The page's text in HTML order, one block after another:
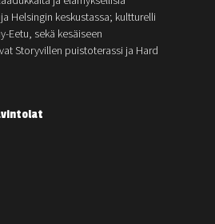
Helsingin keskustassa; kultturelli
Eetu, sekä kesäiseen
Storyvillen puistoterassi ja Hard